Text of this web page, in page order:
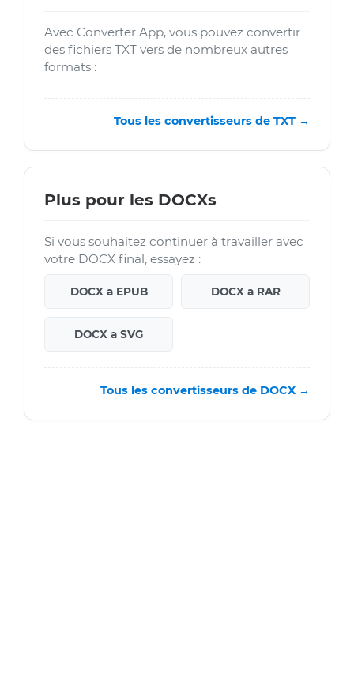
Avec Converter App, vous pouvez convertir
des fichiers TXT vers de nombreux autres
formats :
Tous les convertisseurs de TXT →
Plus pour les DOCXs
Si vous souhaitez continuer à travailler avec
votre DOCX final, essayez :
DOCX a EPUB DOCX a RAR
DOCX a SVG
Tous les convertisseurs de DOCX →